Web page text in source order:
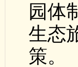
园体
生态
策。